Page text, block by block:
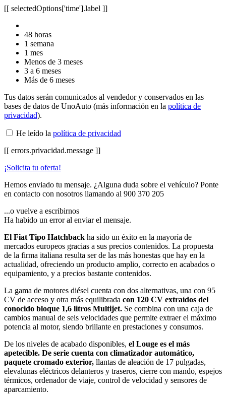
[[ selectedOptions['time'].label ]]
48 horas
1 semana
1 mes
Menos de 3 meses
3 a 6 meses
Más de 6 meses
Tus datos serán comunicados al vendedor y conservados en las
bases de datos de UnoAuto (más información en la política de
privacidad).
He leído la política de privacidad
[[ errors.privacidad.message ]]
¡Solicita tu oferta!
Hemos enviado tu mensaje. ¿Alguna duda sobre el vehículo? Ponte
en contacto con nosotros llamando al 900 370 205
...o vuelve a escribirnos
Ha habido un error al enviar el mensaje.
El Fiat Tipo Hatchback ha sido un éxito en la mayoría de
mercados europeos gracias a sus precios contenidos. La propuesta
de la firma italiana resulta ser de las más honestas que hay en la
actualidad, ofreciendo un producto amplio, correcto en acabados o
equipamiento, y a precios bastante contenidos.
La gama de motores diésel cuenta con dos alternativas, una con 95
CV de acceso y otra más equilibrada con 120 CV extraídos del
conocido bloque 1,6 litros Multijet. Se combina con una caja de
cambios manual de seis velocidades que permite extraer el máximo
potencia al motor, siendo brillante en prestaciones y consumos.
De los niveles de acabado disponibles, el Louge es el más
apetecible. De serie cuenta con climatizador automático,
paquete cromado exterior, llantas de aleación de 17 pulgadas,
elevalunas eléctricos delanteros y traseros, cierre con mando, espejos
térmicos, ordenador de viaje, control de velocidad y sensores de
aparcamiento.